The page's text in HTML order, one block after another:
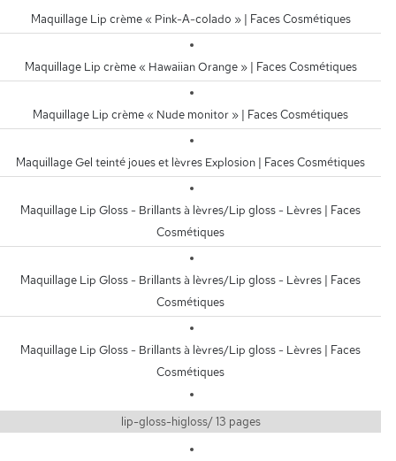
Maquillage Lip crème « Pink-A-colado » | Faces Cosmétiques
Maquillage Lip crème « Hawaiian Orange » | Faces Cosmétiques
Maquillage Lip crème « Nude monitor » | Faces Cosmétiques
Maquillage Gel teinté joues et lèvres Explosion | Faces Cosmétiques
Maquillage Lip Gloss - Brillants à lèvres/Lip gloss - Lèvres | Faces
Cosmétiques
Maquillage Lip Gloss - Brillants à lèvres/Lip gloss - Lèvres | Faces
Cosmétiques
Maquillage Lip Gloss - Brillants à lèvres/Lip gloss - Lèvres | Faces
Cosmétiques
lip-gloss-higloss/ 13 pages